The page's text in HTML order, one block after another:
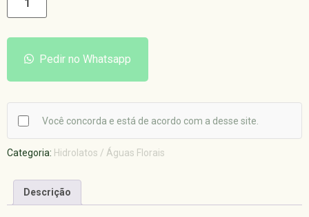
Pedir no Whatsapp
Você concorda e está de acordo com a desse site.
Categoria: Hidrolatos / Águas Florais
Descrição